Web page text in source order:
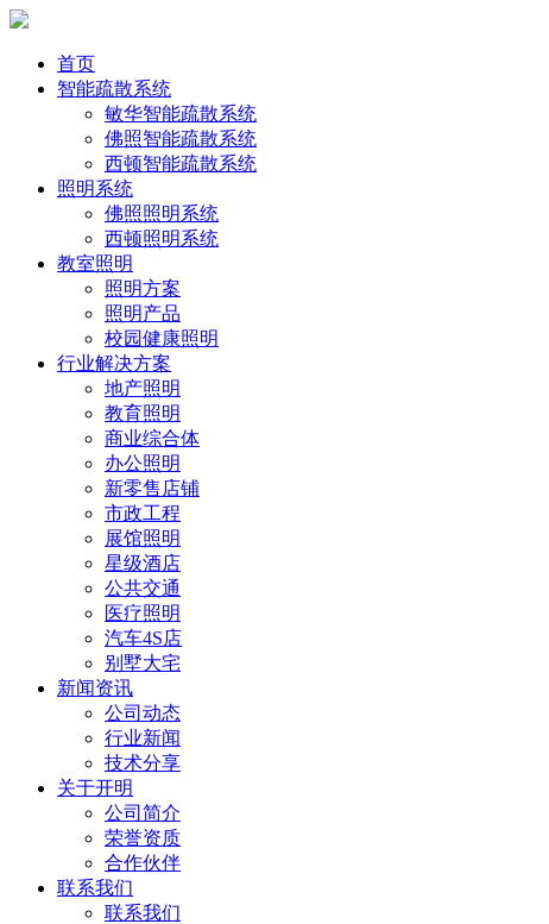
首页
智能疏散系统
敏华智能疏散系统
佛照智能疏散系统
西顿智能疏散系统
照明系统
佛照照明系统
西顿照明系统
教室照明
照明方案
照明产品
校园健康照明
行业解决方案
地产照明
教育照明
商业综合体
办公照明
新零售店铺
市政工程
展馆照明
星级酒店
公共交通
医疗照明
汽车4S店
别墅大宅
新闻资讯
公司动态
行业新闻
技术分享
关于开明
公司简介
荣誉资质
合作伙伴
联系我们
联系我们